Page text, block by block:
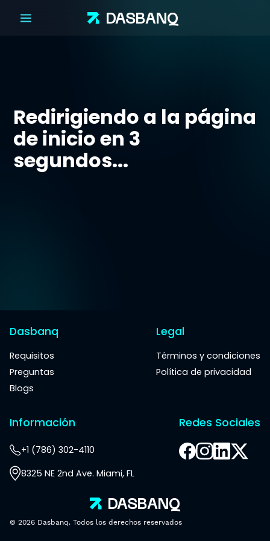
DASBANQ
Redirigiendo a la página
de inicio en 3
segundos...
Dasbanq
Requisitos
Preguntas
Blogs
Legal
Términos y condiciones
Política de privacidad
Información
+1 (786) 302-4110
8325 NE 2nd Ave. Miami, FL
Redes Sociales
DASBANQ
© 2026 Dasbanq. Todos los derechos reservados